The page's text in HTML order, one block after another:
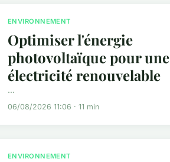
ENVIRONNEMENT
Optimiser l'énergie
photovoltaïque pour une
électricité renouvelable
...
06/08/2026 11:06 · 11 min
ENVIRONNEMENT